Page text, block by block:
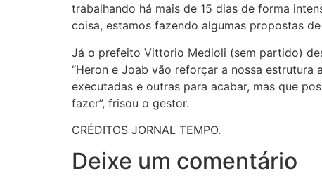
trabalhando há mais de 15 dias de forma
coisa, estamos fazendo algumas propostas
Já o prefeito Vittorio Medioli (sem partido)
“Heron e Joab vão reforçar a nossa
executadas e outras para acabar, mas que
fazer”, frisou o gestor.
CRÉDITOS JORNAL TEMPO.
Deixe um comentário